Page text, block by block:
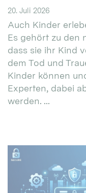
20. Juli 2026
Auch Kinder
Es gehört zu den
dass sie ihr Kind
dem Tod und
Kinder können
Experten, dabei
werden. ...